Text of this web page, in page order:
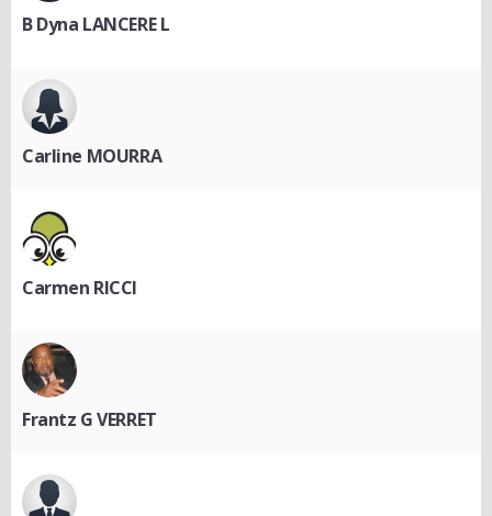
B Dyna LANCERE L
Carline MOURRA
Carmen RICCI
Frantz G VERRET